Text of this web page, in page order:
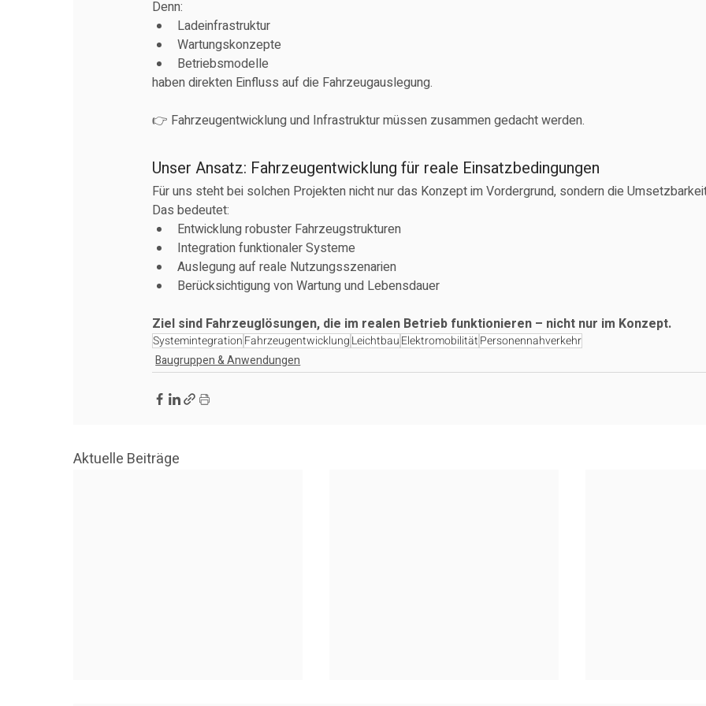
Denn:
Ladeinfrastruktur
Wartungskonzepte
Betriebsmodelle
haben direkten Einfluss auf die Fahrzeugauslegung.
👉 Fahrzeugentwicklung und Infrastruktur müssen zusammen gedacht werden.
Unser Ansatz: Fahrzeugentwicklung für reale Einsatzbedingungen
Für uns steht bei solchen Projekten nicht nur das Konzept im Vordergrund, sondern die
Das bedeutet:
Entwicklung robuster Fahrzeugstrukturen
Integration funktionaler Systeme
Auslegung auf reale Nutzungsszenarien
Berücksichtigung von Wartung und Lebensdauer
Ziel sind Fahrzeuglösungen, die im realen Betrieb funktionieren – nicht nur im Konzept.
SystemintegrationFahrzeugentwicklungLeichtbauElektromobilitätPersonennahverkehr
Baugruppen & Anwendungen
Aktuelle Beiträge